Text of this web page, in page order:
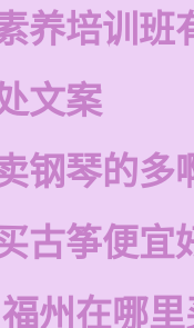
养培训班
文案
钢琴的多
古筝便宜
州在哪